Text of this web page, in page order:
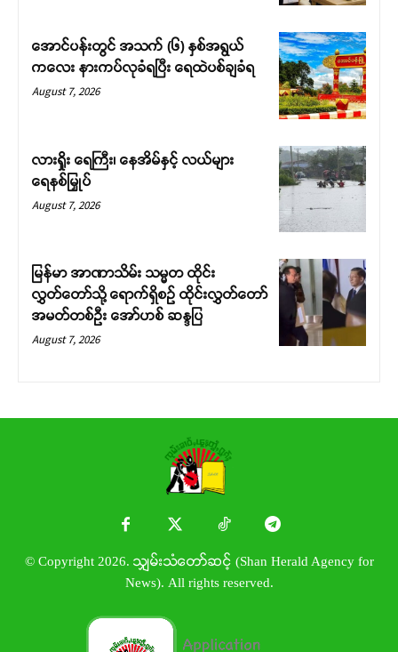
အောင်ပန်းတွင် အသက် (၆) နှစ်အရွယ်
ကလေး နားကပ်လုခံရပြီး ရေထဲပစ်ချခံရ
August 7, 2026
လားရှိုး ရေကြီး၊ နေအိမ်နှင့် လယ်များ
ရေနစ်မြှုပ်
August 7, 2026
မြန်မာ အာဏာသိမ်း သမ္မတ ထိုင်း
လွှတ်တော်သို့ ရောက်ရှိစဉ် ထိုင်းလွှတ်တော်
အမတ်တစ်ဦး အော်ဟစ် ဆန္ဒပြ
August 7, 2026
© Copyright 2026. သျှမ်းသံတော်ဆင့် (Shan Herald Agency for
News). All rights reserved.